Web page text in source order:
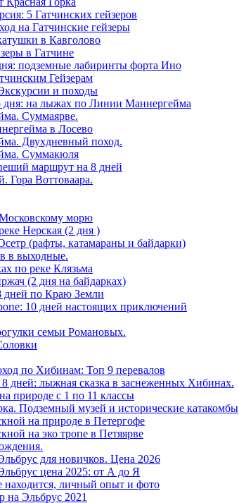
5 Гатчинских гейзеров
на Гатчинские гейзеры
в Кавголово
в Гатчине
подземные лабиринты форта Ино
Гейзерам
и походы
дня: на лыжах по Линии Маннергейма
Суммаярве.
в Лосево
Двухдневный поход.
Суммакюля
маршрут на 8 дней
Гора Воттоваара.
морю
Нерская (2 дня )
(рафты, катамараны и байдарки)
в выходные.
по реке Клязьма
(2 дня на байдарках)
дней по Краю Земли
10 дней настоящих приключений
семьи Романовых.
по Хибинам: Топ 9 перевалов
дней: лыжная сказка в заснеженных Хибинах.
природе с 1 по 11 классы
Подземный музей и исторические катакомбы
на природе в Петергофе
на эко тропе в Петяярве
для новичков. Цена 2026
цена 2025: от А до Я
находится, личный опыт и фото
Эльбрус 2021